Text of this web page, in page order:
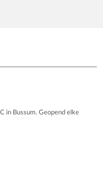
in Bussum. Geopend elke